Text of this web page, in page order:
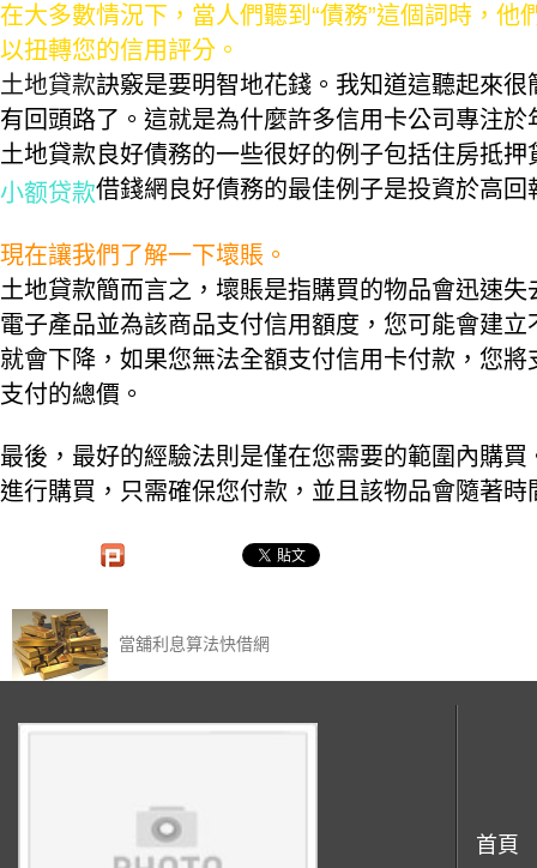
在大多數情況下，當人們聽到“債務”這個詞時，
以扭轉您的信用評分。
土地貸款訣竅是要明智地花錢。我知道這聽起來
有回頭路了。這就是為什麼許多信用卡公司專注
土地貸款良好債務的一些很好的例子包括住房抵
小额贷款借錢網良好債務的最佳例子是投資於高
現在讓我們了解一下壞賬。
土地貸款簡而言之，壞賬是指購買的物品會迅速
電子產品並為該商品支付信用額度，您可能會建
就會下降，如果您無法全額支付信用卡付款，您
支付的總價。
最後，最好的經驗法則是僅在您需要的範圍內購買
進行購買，只需確保您付款，並且該物品會隨著時
當舖利息算法快借網
首頁